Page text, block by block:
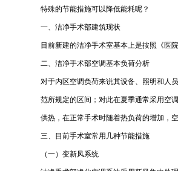
特殊的节能措施可以降低能耗呢？
一、洁净手术部建筑现状
目前新建的洁净手术室基本上是按照《医
二、洁净手术部空调基本负荷分析
对于内区空调负荷来说其设备、照明和人
范所规定的区间；对此在夏季通常采用空
供热，在正常手术时随着热负荷的增加，
三、目前手术室常用几种节能措施
（一）变新风系统